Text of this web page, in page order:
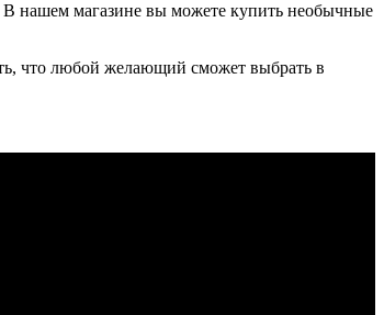
В нашем магазине вы можете купить необычные
что любой желающий сможет выбрать в